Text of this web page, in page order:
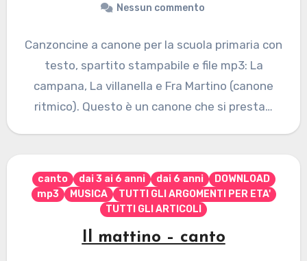
Nessun commento
Canzoncine a canone per la scuola primaria con
testo, spartito stampabile e file mp3: La
campana, La villanella e Fra Martino (canone
ritmico). Questo è un canone che si presta…
canto dai 3 ai 6 anni dai 6 anni
DOWNLOAD
mp3
MUSICA
TUTTI GLI ARGOMENTI PER ETA'
TUTTI GLI ARTICOLI
Il mattino – canto